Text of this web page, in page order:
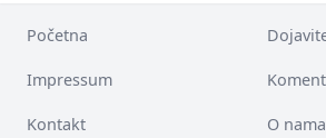
Početna
Impressum
Kontakt O nama